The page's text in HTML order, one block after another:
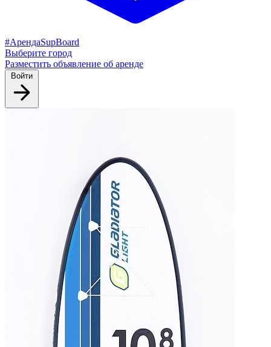
#АрендаSupBoard
Выберите город
Разместить объявление об аренде
Войти